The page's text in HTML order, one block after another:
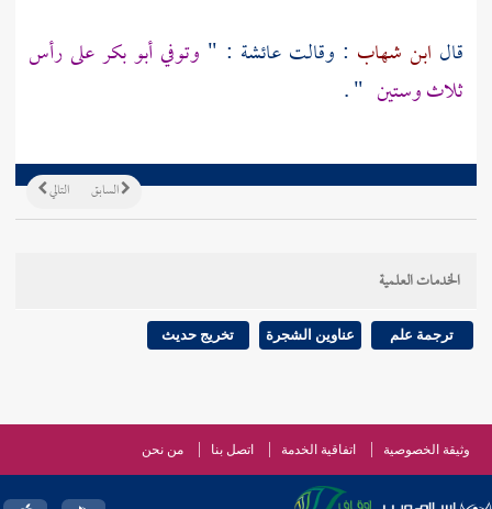
قال ابن شهاب : وقالتعائشة : " وتوفيأبو بكرعلى رأس
ثلاث وستين " .
التالي السابق
الخدمات العلمية
ترجمة علم عناوين الشجرة تخريج حديث
وثيقة الخصوصية اتفاقية الخدمة اتصل بنا من نحن